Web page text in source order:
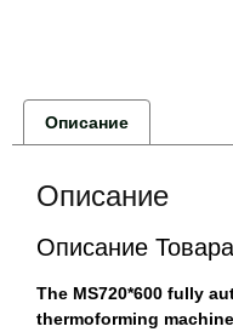
Описание
Описание
Описание Товара
The MS720*600 fully
thermoforming machine